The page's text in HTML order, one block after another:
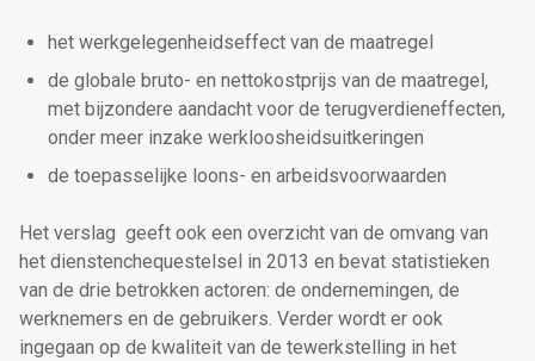
het werkgelegenheidseffect van de maatregel
de globale bruto- en nettokostprijs van de maatregel,
met bijzondere aandacht voor de terugverdieneffecten,
onder meer inzake werkloosheidsuitkeringen
de toepasselijke loons- en arbeidsvoorwaarden
Het verslag geeft ook een overzicht van de omvang van
het dienstenchequestelsel in 2013 en bevat statistieken
van de drie betrokken actoren: de ondernemingen, de
werknemers en de gebruikers. Verder wordt er ook
ingegaan op de kwaliteit van de tewerkstelling in het